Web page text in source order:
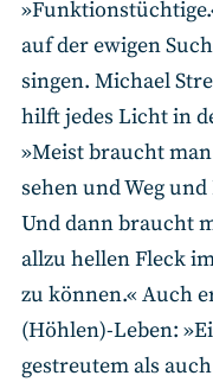
auf der ewigen
singen. Michael
hilft jedes Licht in
»Meist braucht
sehen und Weg
Und dann braucht
allzu hellen Fleck
zu können.« Auch
(Höhlen)-Leben:
gestreutem als